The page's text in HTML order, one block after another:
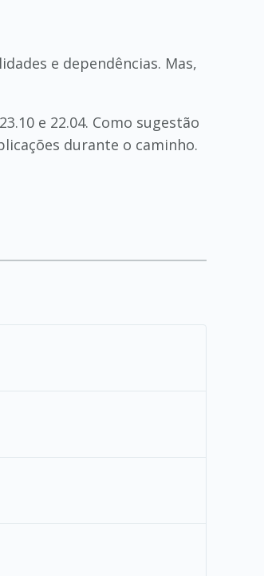
e dependências. Mas,
e 22.04. Como sugestão
durante o caminho.